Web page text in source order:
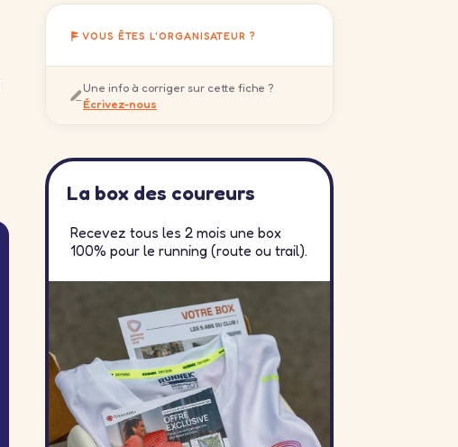
VOUS ÊTES L'ORGANISATEUR ?
Une info à corriger sur cette fiche ?
Écrivez-nous
La box des coureurs
Recevez tous les 2 mois une box
100% pour le running (route ou trail).